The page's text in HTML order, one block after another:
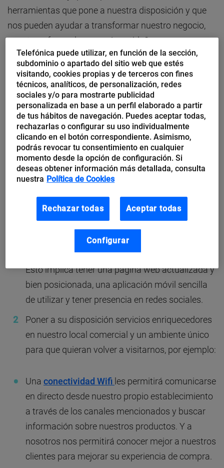
herramientas que pone a nuestra disposición y que
nos pueden ayudar a transformar nuestro negocio,
pero transformarlo ¿en qué sentido?
Hipótesis 1
Supongamos que necesitamosofrecer una
experiencia diferencial a nuestros clientesque no
solo cubra sus expectativas, sino que además los
sorprenda, ¿qué podemos hacer?
Ofrecerles distintos canales de comunicación
con nuestro negocio, para que su experiencia
con nuestra marca sea total: ir más allá de los
canales tradicionales para estar presentes en
todas las vías de comunicación que utilizan.
Esto implica tener una página web actualizada y
bien posicionada, una aplicación móvil sencilla
de utilizar y tener presencia en redes sociales.
Poner a su disposición servicios enriquecedores
en nuestro local comercial y un ambiente único
para que quieran volver a visitarnos, por ejemplo:
Una conectividad Wifi les permitirá comunicarse
en directo desde nuestro propio establecimiento
a través de los canales mencionados y buscar
información sobre nuestros productos. Y a
nosotros nos permitirá conocer mejor a nuestros
clientes para mejorar su experiencia de compra.
Telefónica puede utilizar, en función de la sección,
subdominio o apartado del sitio web que estés
visitando, cookies propias y de terceros con fines
técnicos, analíticos, de personalización, redes
sociales y/o para mostrarte publicidad
personalizada en base a un perfil elaborado a partir
de tus hábitos de navegación. Puedes aceptar todas,
rechazarlas o configurar su uso individualmente
clicando en el botón correspondiente. Asimismo,
podrás revocar tu consentimiento en cualquier
momento desde la opción de configuración. Si
deseas obtener información más detallada, consulta
nuestra Política de Cookies
Rechazar todas Aceptar todas
Configurar